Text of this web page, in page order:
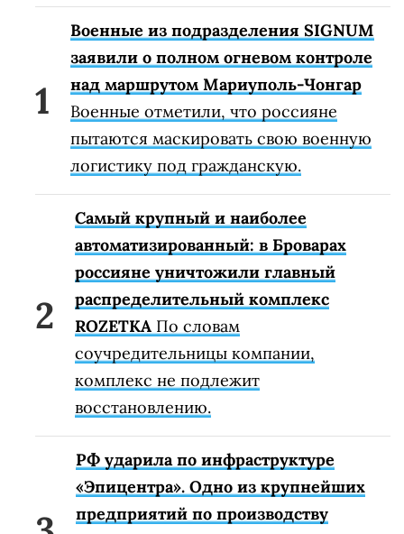
Военные из подразделения SIGNUM
заявили о полном огневом контроле
над маршрутом Мариуполь-Чонгар
Военные отметили, что россияне
пытаются маскировать свою военную
логистику под гражданскую.
Самый крупный и наиболее
автоматизированный: в Броварах
россияне уничтожили главный
распределительный комплекс
ROZETKA По словам
соучредительницы компании,
комплекс не подлежит
восстановлению.
РФ ударила по инфраструктуре
«Эпицентра». Одно из крупнейших
предприятий по производству